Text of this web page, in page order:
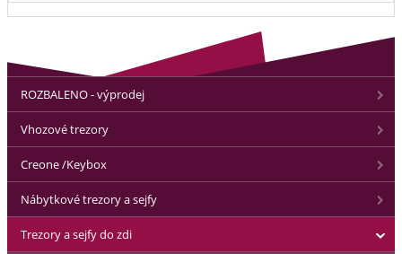
ROZBALENO - výprodej
Vhozové trezory
Creone /Keybox
Nábytkové trezory a sejfy
Trezory a sejfy do zdi